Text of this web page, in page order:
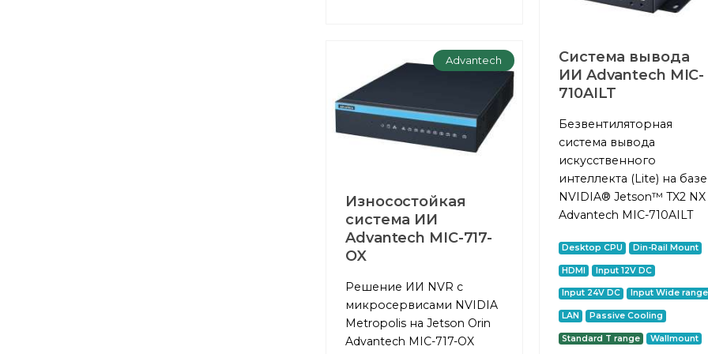
Система вывода
ИИ Advantech MIC-
710AILT
Безвентиляторная
система вывода
искусственного
интеллекта (Lite) на базе
NVIDIA® Jetson™ TX2 NX
Advantech MIC-710AILT
Desktop CPU Din-Rail Mount
HDMI Input 12V DC
Input 24V DC Input Wide range
LAN Passive Cooling
Standard T range Wallmount
Advantech
Износостойкая
система ИИ
Advantech MIC-717-
OX
Решение ИИ NVR с
микросервисами NVIDIA
Metropolis на Jetson Orin
Advantech MIC-717-OX